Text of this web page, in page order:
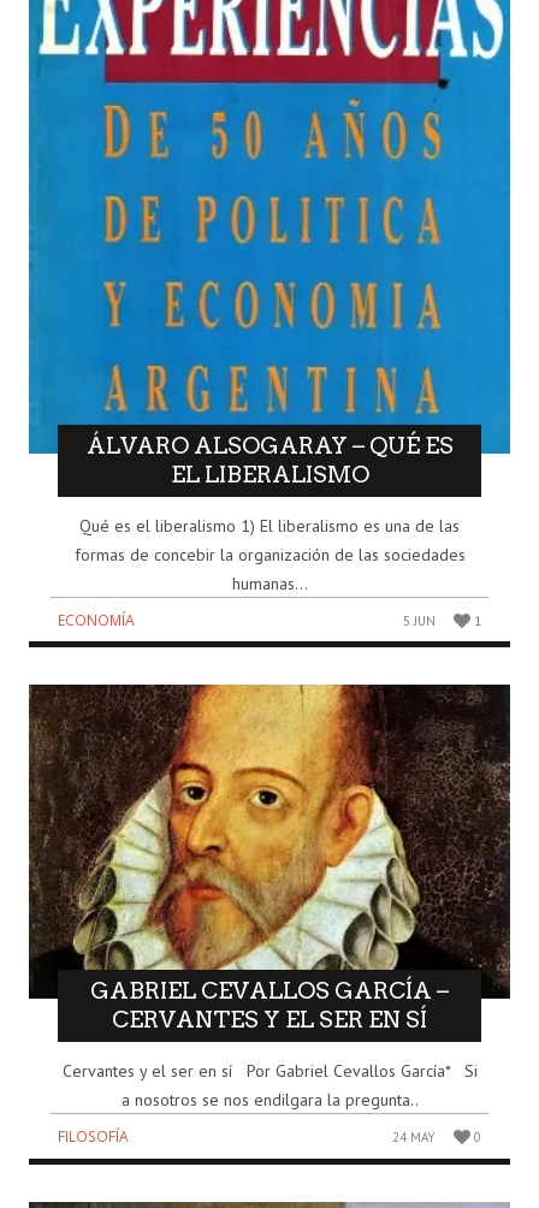
ÁLVARO ALSOGARAY – QUÉ ES
EL LIBERALISMO
Qué es el liberalismo 1) El liberalismo es una de las
formas de concebir la organización de las sociedades
humanas...
ECONOMÍA 5 JUN 1
GABRIEL CEVALLOS GARCÍA –
CERVANTES Y EL SER EN SÍ
Cervantes y el ser en sí Por Gabriel Cevallos García* Si
a nosotros se nos endilgara la pregunta..
FILOSOFÍA 24 MAY 0